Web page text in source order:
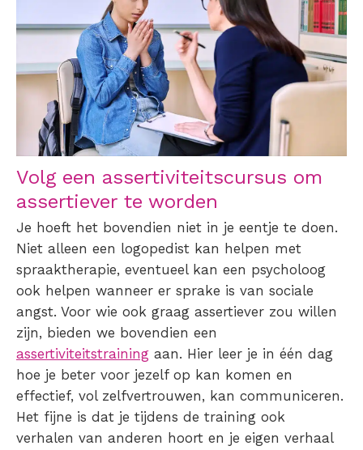
Volg een assertiviteitscursus om
assertiever te worden
Je hoeft het bovendien niet in je eentje te doen.
Niet alleen een logopedist kan helpen met
spraaktherapie, eventueel kan een psycholoog
ook helpen wanneer er sprake is van sociale
angst. Voor wie ook graag assertiever zou willen
zijn, bieden we bovendien een
assertiviteitstraining aan. Hier leer je in één dag
hoe je beter voor jezelf op kan komen en
effectief, vol zelfvertrouwen, kan communiceren.
Het fijne is dat je tijdens de training ook
verhalen van anderen hoort en je eigen verhaal